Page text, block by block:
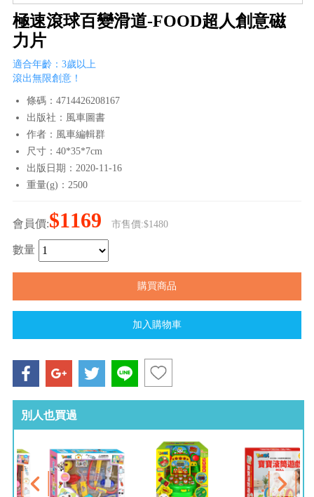
極速滾球百變滑道-FOOD超人創意磁
力片
適合年齡：3歲以上
滾出無限創意！
條碼：4714426208167
出版社：風車圖書
作者：風車編輯群
尺寸：40*35*7cm
出版日期：2020-11-16
重量(g)：2500
會員價:$1169 市售價:$1480
數量
別人也買過